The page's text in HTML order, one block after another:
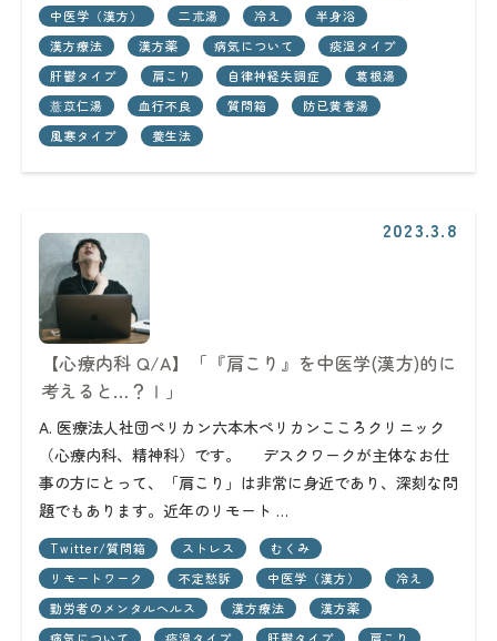
中医学（漢方）
二朮湯 冷え
半身浴
漢方療法
漢方薬 病気について
痰湿タイプ
肝鬱タイプ
肩こり 自律神経失調症
葛根湯
薏苡仁湯
血行不良 質問箱
防已黄耆湯
風寒タイプ
養生法
2023.3.8
【心療内科 Q/A】「『肩こり』を中医学(漢方)的に
考えると…？Ⅰ」
A. 医療法人社団ペリカン六本木ペリカンこころクリニック
（心療内科、精神科）です。 デスクワークが主体なお仕
事の方にとって、「肩こり」は非常に身近であり、深刻な問
題でもあります。近年のリモート …
Twitter/質問箱 ストレス
むくみ
リモートワーク
不定愁訴 中医学（漢方）
冷え
勤労者のメンタルヘルス
漢方療法
漢方薬